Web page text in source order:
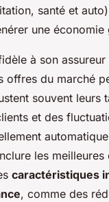
santé et
une économie
à son
offres du marché
souvent leurs
et des
les meilleures
caractéristiques
, comme des